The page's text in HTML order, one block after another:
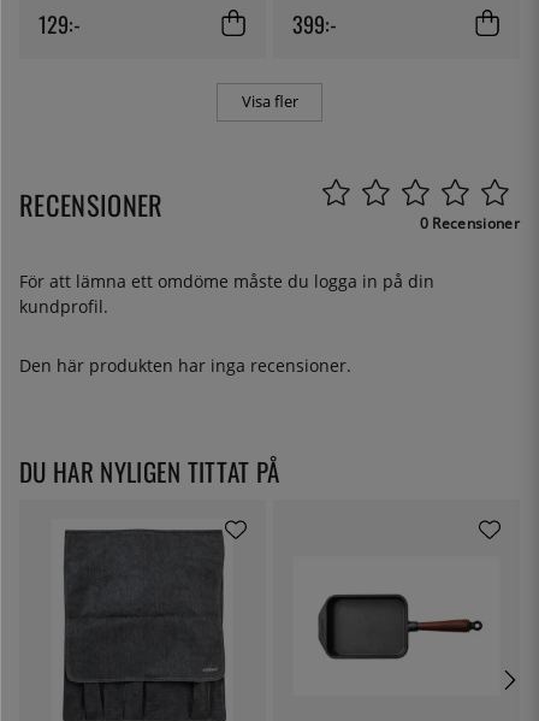
129:- 399:-
Visa fler
RECENSIONER 0 Recensioner
För att lämna ett omdöme måste du logga in på din
kundprofil.
Den här produkten har inga recensioner.
DU HAR NYLIGEN TITTAT PÅ